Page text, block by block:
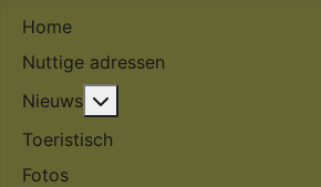
Home
Nuttige adressen
Nieuws
Toeristisch
Fotos